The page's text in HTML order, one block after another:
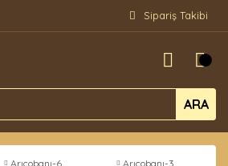
Sipariş Takibi
ARA
Arıçobanı-6 Arıçobanı-3